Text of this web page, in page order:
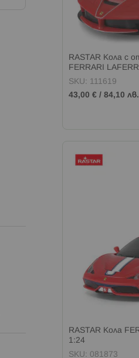
RASTAR Кола с
FERRARI
1:14
SKU: 111619
43,00 € / 84,10 лв.
RASTAR Кола
1:24
SKU: 081873